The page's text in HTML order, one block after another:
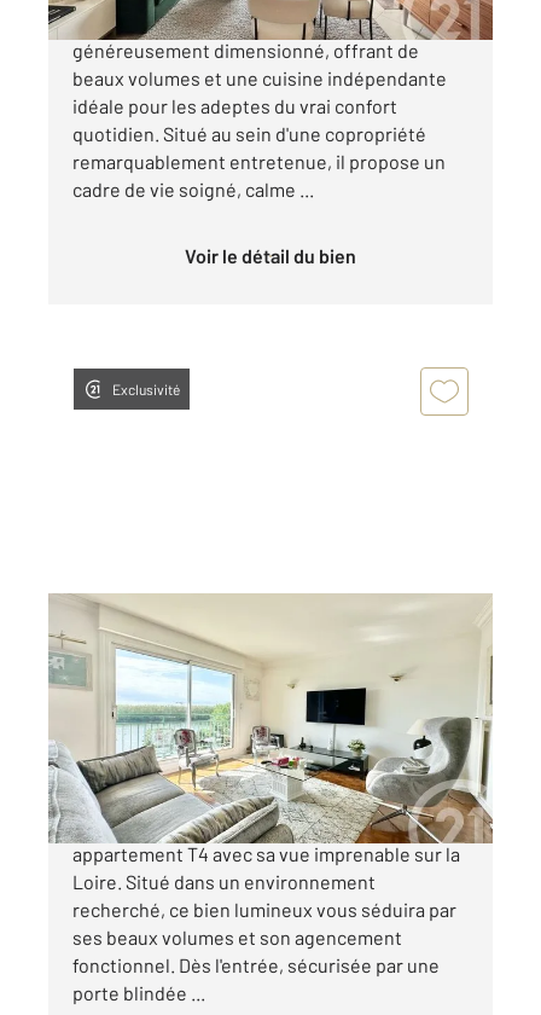
SAINT-JACQUES : Découvrez ce T5 lumineux et
généreusement dimensionné, offrant de
beaux volumes et une cuisine indépendante
idéale pour les adeptes du vrai confort
quotidien. Situé au sein d'une copropriété
remarquablement entretenue, il propose un
cadre de vie soigné, calme ...
Voir le détail du bien
Exclusivité
NANTES 44
85,53 m2, 4 pièces
Ref : 2644
Appartement F4 à vendre
248 990 €
BEAULIEU : Venez découvrir ce magnifique
appartement T4 avec sa vue imprenable sur la
Loire. Situé dans un environnement
recherché, ce bien lumineux vous séduira par
ses beaux volumes et son agencement
fonctionnel. Dès l'entrée, sécurisée par une
porte blindée ...